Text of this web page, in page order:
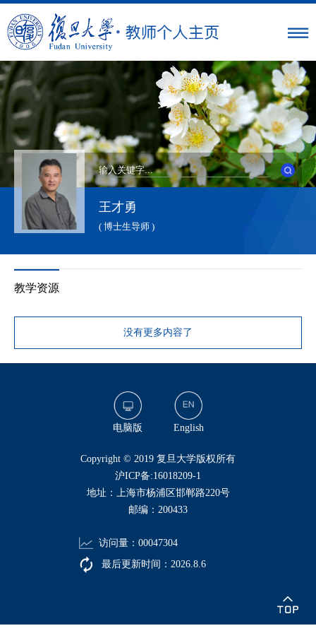
王才勇
( 博士生导师 )
教学资源
没有更多内容了
电脑版 English
​Copyright © 2019 复旦大学版权所有
沪ICP备:16018209-1
地址：上海市杨浦区邯郸路220号
邮编：200433
访问量： 00047304
最后更新时间： 2026 8 6